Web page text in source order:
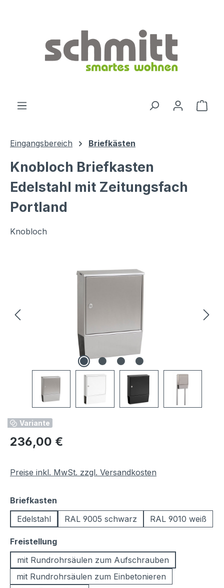
Eingangsbereich Briefkästen
Knobloch Briefkasten
Edelstahl mit Zeitungsfach
Portland
Knobloch
Variante
Regulärer Preis:
236,00 €
Preise inkl. MwSt. zzgl. Versandkosten
Briefkasten
Edelstahl
RAL 9005 schwarz RAL 9010 weiß
Freistellungauswählen
mit Rundrohrsäulen zum Aufschrauben
mit Rundrohrsäulen zum Einbetonieren